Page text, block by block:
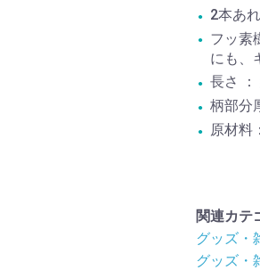
2本あ
フッ素
にも、
長さ ：
柄部分
原材料
関連カテ
グッズ・
グッズ・